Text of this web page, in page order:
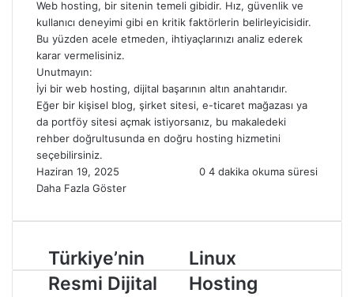
Web hosting, bir sitenin temeli gibidir. Hız, güvenlik ve
kullanıcı deneyimi gibi en kritik faktörlerin belirleyicisidir.
Bu yüzden acele etmeden, ihtiyaçlarınızı analiz ederek
karar vermelisiniz.
Unutmayın:
İyi bir web hosting, dijital başarının altın anahtarıdır.
Eğer bir kişisel blog, şirket sitesi, e-ticaret mağazası ya
da portföy sitesi açmak istiyorsanız, bu makaledeki
rehber doğrultusunda en doğru hosting hizmetini
seçebilirsiniz.
Haziran 19, 2025
0 4 dakika okuma süresi
Daha Fazla Göster
Türkiye’nin
Resmi Dijital
Linux
Hosting